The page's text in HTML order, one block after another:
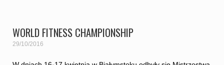
WORLD FITNESS CHAMPIONSHIP
29/10/2016